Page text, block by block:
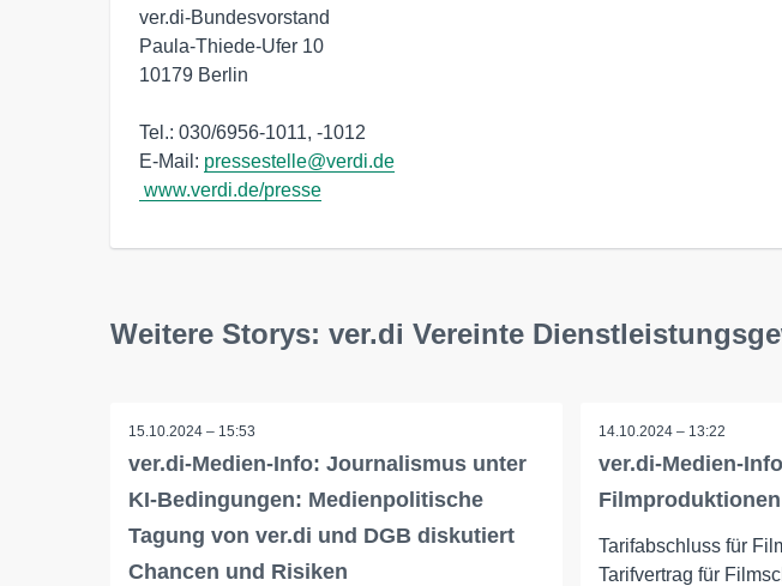
ver.di-Bundesvorstand
Paula-Thiede-Ufer 10
10179 Berlin
Tel.: 030/6956-1011, -1012
E-Mail: pressestelle@verdi.de
www.verdi.de/presse
Weitere Storys: ver.di Vereinte
15.10.2024 – 15:53
ver.di-Medien-Info: Journalismus unter
KI-Bedingungen: Medienpolitische
Tagung von ver.di und DGB diskutiert
Chancen und Risiken
14.10.2024 – 13:22
ver.di-Medien-
Filmproduktionen
Tarifabschluss für
Tarifvertrag für